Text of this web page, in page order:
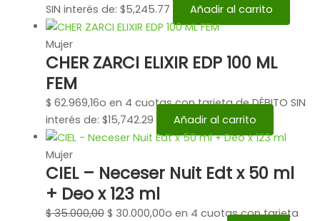
SIN interés de: $5,245.77
Añadir al carrito
Mujer
CHER ZARCI ELIXIR EDP 100 ML
FEM
$ 62.969,16o en 4 cuotas con tarjeta de DÉBITO SIN
interés de: $15,742.29
Añadir al carrito
Mujer
CIEL – Neceser Nuit Edt x 50 ml
+ Deo x 123 ml
$35.000,00 $ 30.000,00o en 4 cuotas con tarjeta